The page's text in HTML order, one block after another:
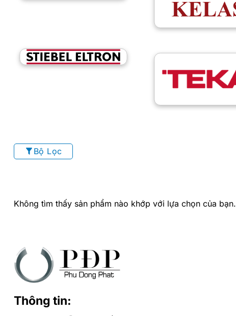
Bộ Lọc
Không tìm thấy sản phẩm nào khớp với lựa chọn của bạn.
Thông tin: